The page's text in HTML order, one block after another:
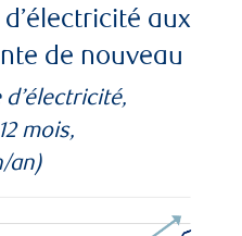
aux
de nouveau
mois,
an)